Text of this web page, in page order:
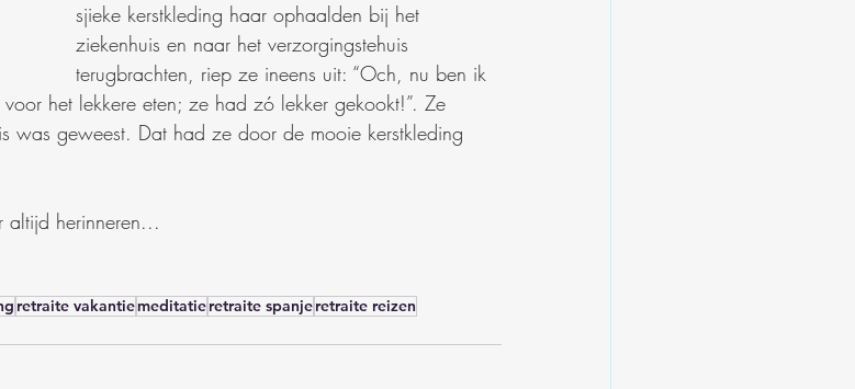
sjieke kerstkleding haar ophaalden bij het
ziekenhuis en naar het verzorgingstehuis
terugbrachten, riep ze ineens uit: “Och, nu ben ik
het lekkere eten; ze had zó lekker gekookt!”. Ze
was geweest. Dat had ze door de mooie kerstkleding
herinneren...
retraite vakantiemeditatieretraite spanjeretraite reizen